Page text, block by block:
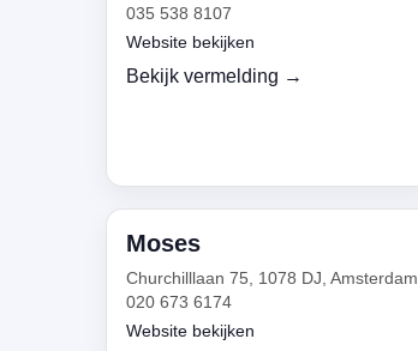
035 538 8107
Website bekijken
Bekijk vermelding →
Moses
Churchilllaan 75, 1078 DJ, Amsterdam
020 673 6174
Website bekijken